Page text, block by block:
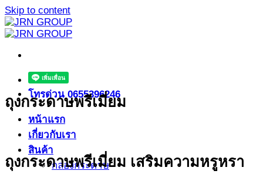
Skip to content
โทรด่วน 0655396246
หน้าแรก
เกี่ยวกับเรา
สินค้า
กล่องกระดาษ
ถุงกระดาษพรีเมี่ยม
ถุงกระดาษพรีเมี่ยม เสริมความหรูหรา